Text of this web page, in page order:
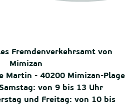
Fremdenverkehrsamt von
Mimizan
Martin - 40200 Mimizan-Plage
von 9 bis 13 Uhr
und Freitag: von 10 bis